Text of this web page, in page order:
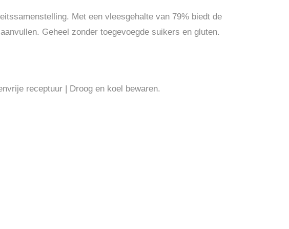
Met een vleesgehalte van 79% biedt de
Geheel zonder toegevoegde suikers en gluten.
receptuur | Droog en koel bewaren.